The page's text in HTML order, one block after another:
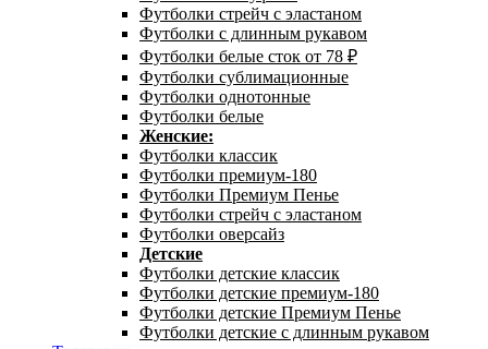
Футболки стрейч с эластаном
Футболки с длинным рукавом
Футболки белые сток от 78 ₽
Футболки сублимационные
Футболки однотонные
Футболки белые
Женские:
Футболки классик
Футболки премиум-180
Футболки Премиум Пенье
Футболки стрейч с эластаном
Футболки оверсайз
Детские
Футболки детские классик
Футболки детские премиум-180
Футболки детские Премиум Пенье
Футболки детские с длинным рукавом